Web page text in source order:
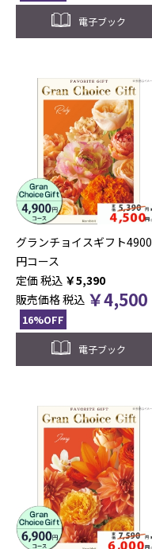
電子ブック
グランチョイスギフト4900
円コース
税込 ￥5,390
販売価格税込 ￥4,500
16%OFF
電子ブック